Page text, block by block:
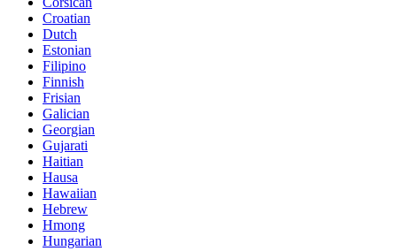
Croatian
Dutch
Estonian
Filipino
Finnish
Frisian
Galician
Georgian
Gujarati
Haitian
Hausa
Hawaiian
Hebrew
Hmong
Hungarian